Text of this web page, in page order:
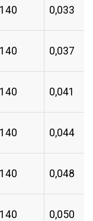
0,033
0,037
0,041
0,044
0,048
0,050